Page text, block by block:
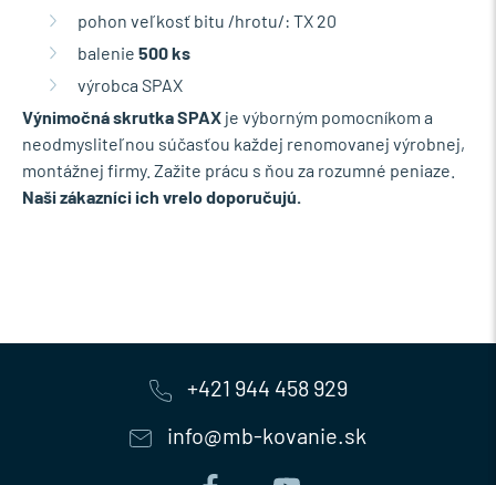
pohon veľkosť bitu /hrotu/: TX 20
balenie 500 ks
výrobca SPAX
Výnimočná skrutka SPAX je výborným pomocníkom a
neodmysliteľnou súčasťou každej renomovanej výrobnej,
montážnej firmy. Zažite prácu s ňou za rozumné peniaze.
Naši zákazníci ich vrelo doporučujú.
+421 944 458 929
info@mb-kovanie.sk